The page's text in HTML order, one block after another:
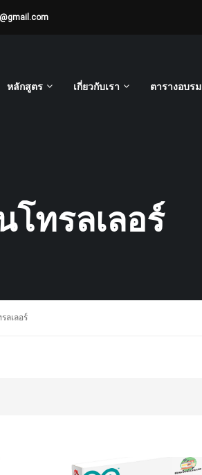
หลักสูตร เกี่ยวกับเรา ตารางอบรม
ทรลเลอร์
ลเลอร์